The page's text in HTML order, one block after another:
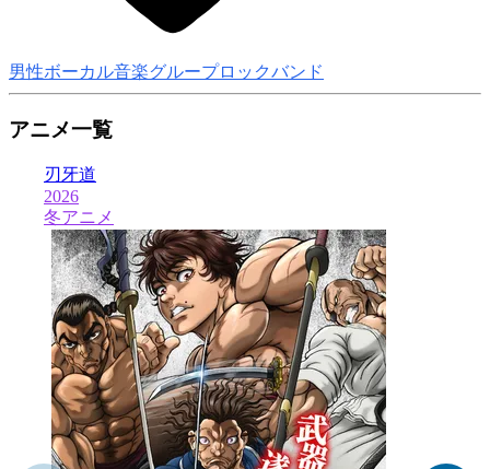
男性ボーカル音楽グループロックバンド
アニメ一覧
刃牙道
2026
冬アニメ